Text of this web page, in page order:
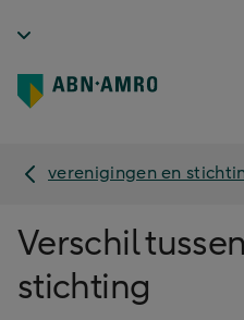
verenigingen en
Verschil
stichting